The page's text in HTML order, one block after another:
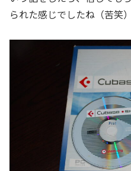
られた感じでしたね（苦笑）